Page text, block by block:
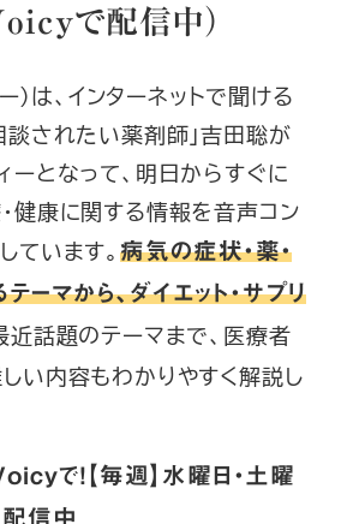
Voicyで配信中）
）は、インターネットで聞ける
談されたい薬剤師」吉田聡が
ーとなって、明日からすぐに
健康に関する情報を音声コン
ています。 病気の症状・薬・
ーマから、ダイエット・サプリ
近話題のテーマまで、医療者
い内容もわかりやすく解説し
で！【毎週】水曜日・土曜
信中